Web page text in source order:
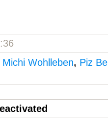
Michi Wohlleben, Piz